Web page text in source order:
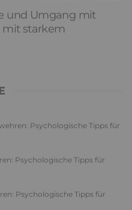
und Umgang mit
mit starkem
Psychologische Tipps für
Psychologische Tipps für
Psychologische Tipps für